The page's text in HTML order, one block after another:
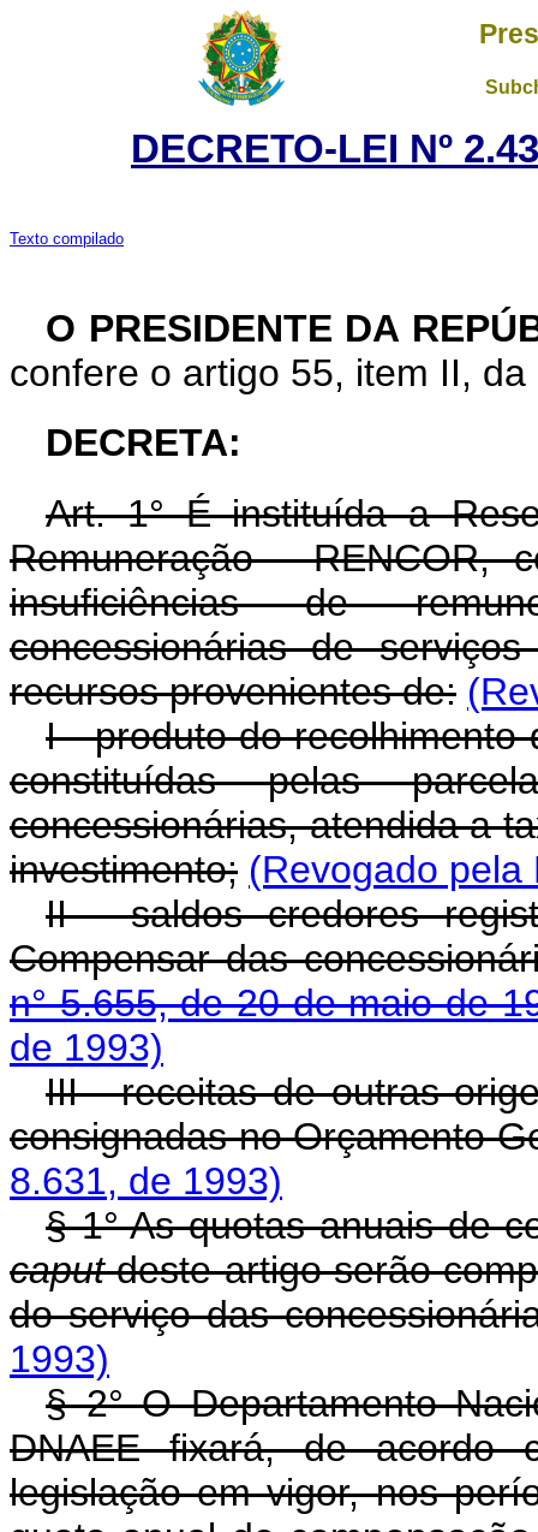
DECRETO-LEI Nº
Texto compilado
O PRESIDENTE DA
confere o artigo 55, item II,
DECRETA:
Art. 1° É instituída a
Remuneração - RENCOR,
insuficiências de
concessionárias de
recursos provenientes de:
I - produto do recolhimento
constituídas pelas
concessionárias, atendida a
investimento; (Revogado pela
II - saldos credores
Compensar das
n° 5.655, de 20 de maio de
de 1993)
III - receitas de outras
consignadas no Orçamento
8.631, de 1993)
§ 1° As quotas anuais de
caputdeste artigo serão
do serviço das
1993)
§ 2° O Departamento
DNAEE fixará, de acordo
legislação em vigor, nos